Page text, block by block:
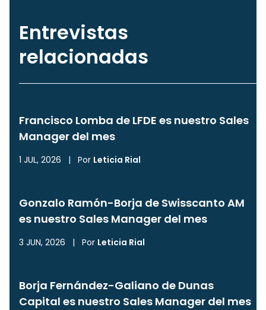
Entrevistas
relacionadas
Francisco Lomba de LFDE es nuestro Sales
Manager del mes
1 JUL, 2026 | Por Leticia Rial
Gonzalo Ramón-Borja de Swisscanto AM
es nuestro Sales Manager del mes
3 JUN, 2026 | Por Leticia Rial
Borja Fernández-Galiano de Dunas
Capital es nuestro Sales Manager del mes